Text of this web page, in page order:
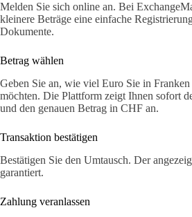
Melden Sie sich online an. Bei
kleinere Beträge eine einfache
Dokumente.
Betrag wählen
Geben Sie an, wie viel Euro Sie in Franken
möchten. Die Plattform zeigt Ihnen sofort
und den genauen Betrag in CHF an.
Transaktion bestätigen
Bestätigen Sie den Umtausch. Der
garantiert.
Zahlung veranlassen